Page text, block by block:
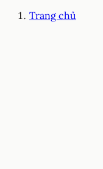
Trang chủ